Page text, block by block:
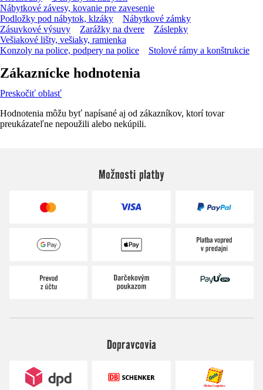
Nábytkové závesy, kovanie pre zavesenie
Podložky pod nábytok, klzáky
Nábytkové zámky
Zásuvkové výsuvy
Zarážky na dvere
Záslepky
Vešiakové lišty, vešiaky, ramienka
Konzoly na police, podpery na police
Stolové rámy a konštrukcie
Zákaznícke hodnotenia
Preskočiť oblasť
Hodnotenia môžu byť napísané aj od zákazníkov, ktorí tovar
preukázateľne nepoužili alebo nekúpili.
Možnosti platby
Dopravcovia